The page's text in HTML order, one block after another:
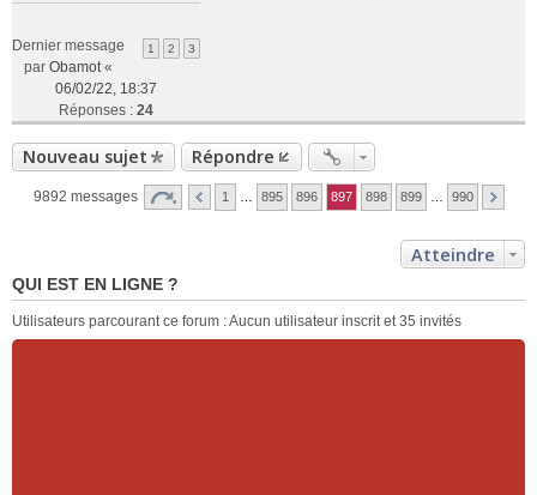
1 2 3
Dernier message
par Obamot«
06/02/22, 18:37
Réponses : 24
Nouveau sujet Répondre
9892 messages 1 895 896 897 898 899 990
Atteindre
QUI EST EN LIGNE ?
Utilisateurs parcourant ce forum : Aucun utilisateur inscrit et 35 invités